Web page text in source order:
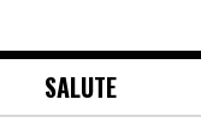
SALUTE